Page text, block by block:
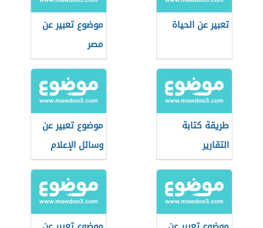
تعبير عن الحياة
موضوع تعبير عن
مصر
طريقة كتابة
التقارير
موضوع تعبير عن
وسائل الإعلام